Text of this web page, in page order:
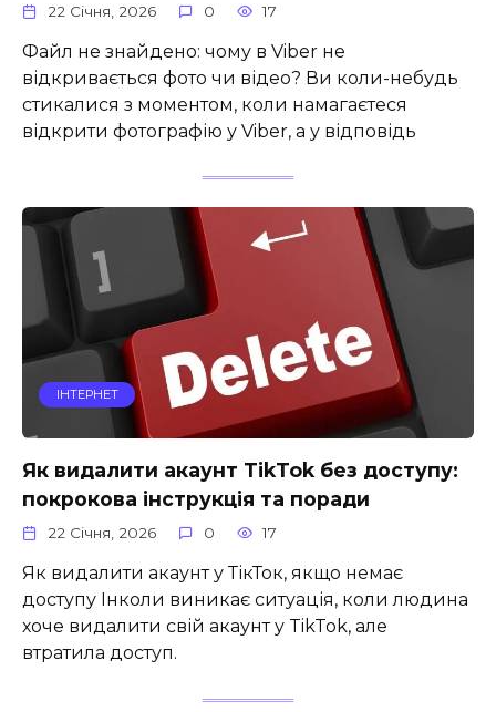
22 Січня, 2026 0 17
Файл не знайдено: чому в Viber не
відкривається фото чи відео? Ви коли-небудь
стикалися з моментом, коли намагаєтеся
відкрити фотографію у Viber, а у відповідь
ІНТЕРНЕТ
Як видалити акаунт TikTok без доступу:
покрокова інструкція та поради
22 Січня, 2026 0 17
Як видалити акаунт у ТікТок, якщо немає
доступу Інколи виникає ситуація, коли людина
хоче видалити свій акаунт у TikTok, але
втратила доступ.